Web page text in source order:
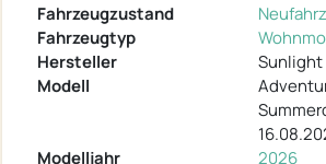
Fahrzeugzustand
Fahrzeugtyp
Hersteller
Sunlight
Modell
Modelljahr
2026